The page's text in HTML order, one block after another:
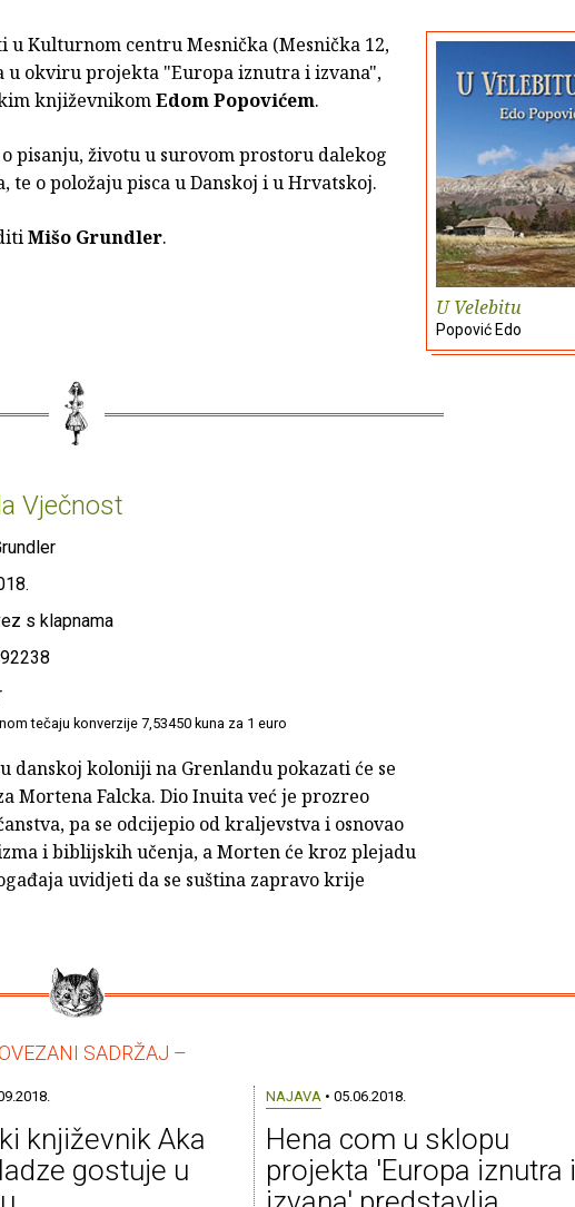
U Velebitu
Popović Edo
u Kulturnom centru Mesnička (Mesnička 12,
u okviru projekta "Europa iznutra i izvana",
književnikomEdom Popovićem.
pisanju, životu u surovom prostoru dalekog
te o položaju pisca u Danskoj i u Hrvatskoj.
Mišo Grundler.
Vječnost
s klapnama
tečaju konverzije 7,53450 kuna za 1 euro
danskoj koloniji na Grenlandu pokazati će se
Mortena Falcka. Dio Inuita već je prozreo
pa se odcijepio od kraljevstva i osnovao
i biblijskih učenja, a Morten će kroz plejadu
uvidjeti da se suština zapravo krije
SADRŽAJ –
književnik Aka
gostuje u
NAJAVA • 05.06.2018.
Hena com u sklopu
projekta 'Europa iznutra i